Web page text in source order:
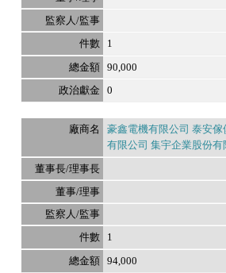
1
90,000
0
豪鑫電機有限公司 泰安
有限公司 集宇企業股份有
1
94,000